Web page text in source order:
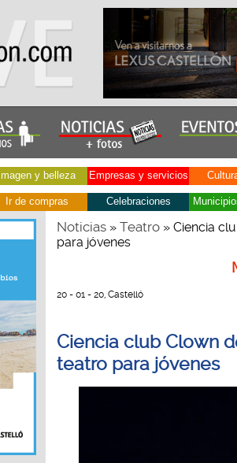
Imagen y belleza Empresas y servicios
Ir de compras Celebraciones
Noticias» Teatro» Ciencia
para jóvenes
20 - 01 - 20, Castelló
Ciencia club Clown
teatro para jóvenes